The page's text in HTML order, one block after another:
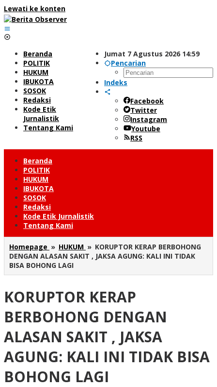
Lewati ke konten
Jumat 7 Agustus 2026 14:59
Pencarian
Indeks
Facebook
Twitter
Instagram
Youtube
RSS
Beranda
POLITIK
HUKUM
IBUKOTA
SOSOK
Redaksi
Kode Etik
Jurnalistik
Tentang Kami
Beranda
POLITIK
HUKUM
IBUKOTA
SOSOK
Redaksi
Kode Etik Jurnalistik
Tentang Kami
Homepage » HUKUM » KORUPTOR KERAP BERBOHONG
DENGAN ALASAN SAKIT , JAKSA AGUNG: KALI INI TIDAK
BISA BOHONG LAGI
KORUPTOR KERAP
BERBOHONG DENGAN
ALASAN SAKIT , JAKSA
AGUNG: KALI INI TIDAK BISA
BOHONG LAGI